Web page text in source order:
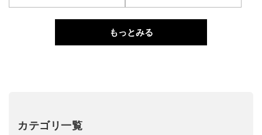
もっとみる
カテゴリ一覧